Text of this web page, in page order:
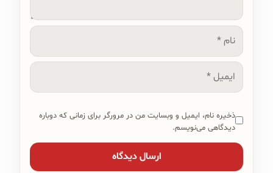
نام
ایمیل
ذخیره نام، ایمیل و وبسایت من در مرورگر برای زمانی که دوباره
دیدگاهی می‌نویسم.